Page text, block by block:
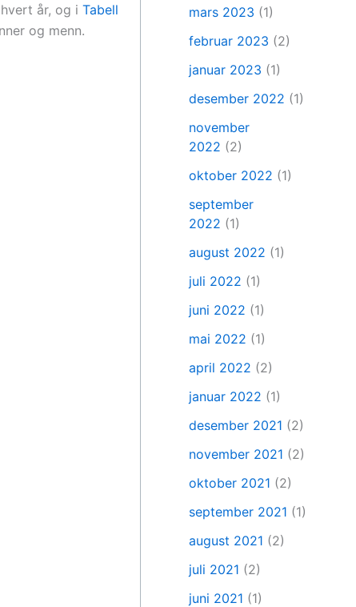
år, og i Tabell
og menn.
mars 2023 (1)
februar 2023 (2)
januar 2023 (1)
desember 2022 (1)
november
2022 (2)
oktober 2022 (1)
september
2022 (1)
august 2022 (1)
juli 2022 (1)
juni 2022 (1)
mai 2022 (1)
april 2022 (2)
januar 2022 (1)
desember 2021 (2)
november 2021 (2)
oktober 2021 (2)
september 2021 (1)
august 2021 (2)
juli 2021 (2)
juni 2021 (1)